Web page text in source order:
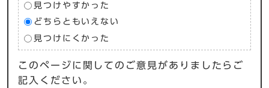
見つけやすかった
どちらともいえない
見つけにくかった
このページに関してのご意見がありましたらご
記入ください。